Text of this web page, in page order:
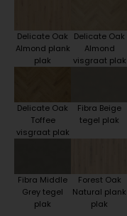
Delicate Oak
Almond plank
plak
Delicate Oak
Almond
visgraat plak
Delicate Oak
Toffee
visgraat plak
Fibra Beige
tegel plak
Fibra Middle
Grey tegel
plak
Forest Oak
Natural plank
plak